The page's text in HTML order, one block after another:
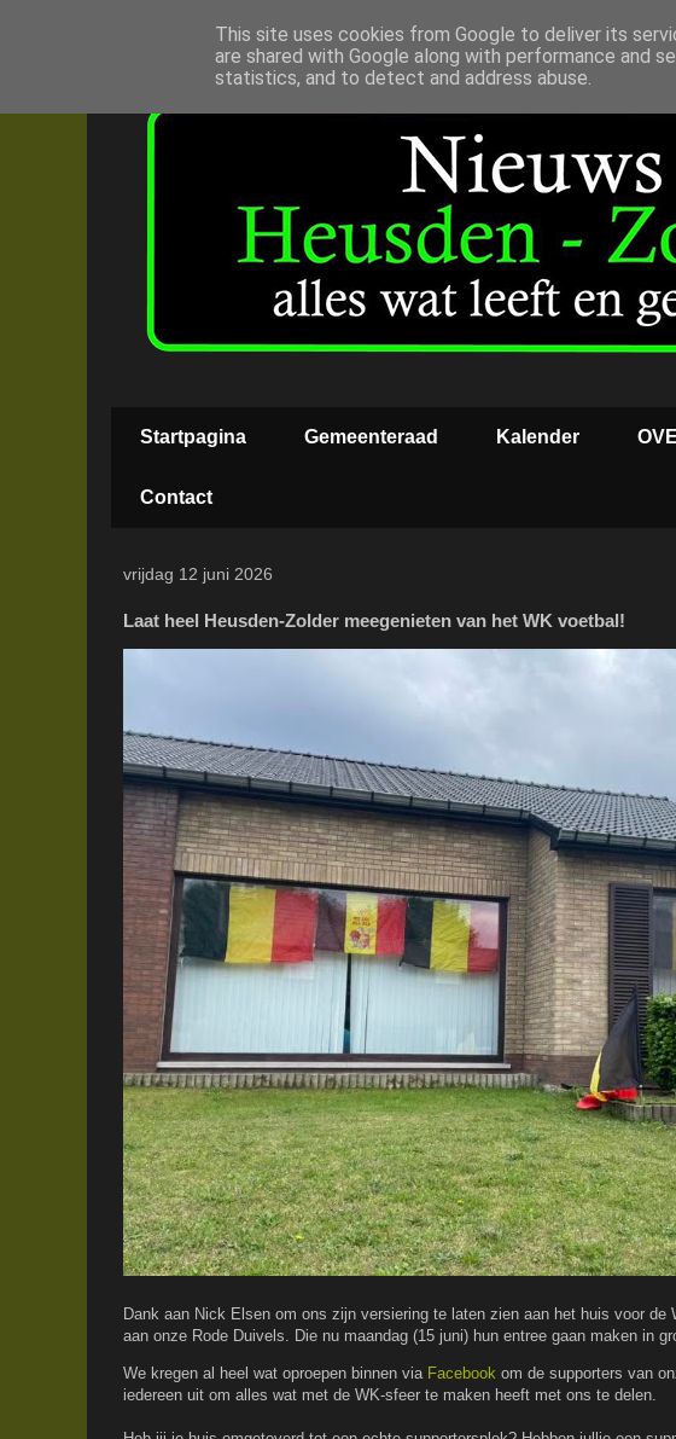
Startpagina Gemeenteraad Kalender
Contact
vrijdag 12 juni 2026
Laat heel Heusden-Zolder meegenieten van het WK voetbal!
Dank aan Nick Elsen om ons zijn versiering te laten zien aan het huis voor
aan onze Rode Duivels. Die nu maandag (15 juni) hun entree gaan maken in
We kregen al heel wat oproepen binnen viaFacebook om de supporters van
iedereen uit om alles wat met de WK-sfeer te maken heeft met ons te delen.
This site uses cookies from Google to deliver its
are shared with Google along with performance and
statistics, and to detect and address abuse.